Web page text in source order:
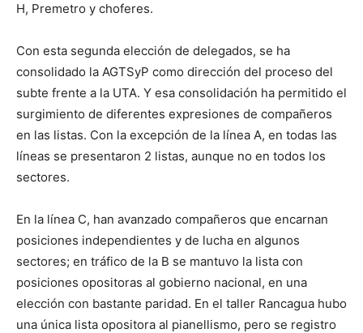
H, Premetro y choferes.
Con esta segunda elección de delegados, se ha
consolidado la AGTSyP como dirección del proceso del
subte frente a la UTA. Y esa consolidación ha permitido el
surgimiento de diferentes expresiones de compañeros
en las listas. Con la excepción de la línea A, en todas las
líneas se presentaron 2 listas, aunque no en todos los
sectores.
En la línea C, han avanzado compañeros que encarnan
posiciones independientes y de lucha en algunos
sectores; en tráfico de la B se mantuvo la lista con
posiciones opositoras al gobierno nacional, en una
elección con bastante paridad. En el taller Rancagua hubo
una única lista opositora al pianellismo, pero se registro